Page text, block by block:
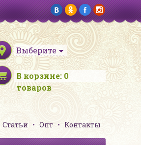
Выберите
В корзине: 0
товаров
Статьи Опт Контакты